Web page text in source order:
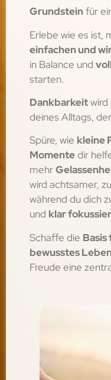
Grundsteinfür
Erlebe wie es ist,
einfachen und
in Balance und
starten.
Dankbarkeit
deines Alltags,
Spüre, wie kleine
Momentedir
mehr
wird achtsamer,
während du dich
und klar
Schaffe die Basis
bewusstes
Freude eine